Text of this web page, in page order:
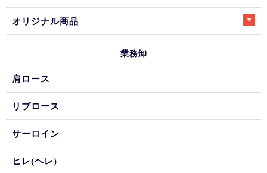
オリジナル商品
業務卸
肩ロース
リブロース
サーロイン
ヒレ(ヘレ)